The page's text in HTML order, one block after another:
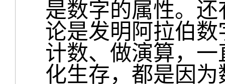
是数字的属性。
论是发明阿拉伯
计数、做演算，
化生存，都是因